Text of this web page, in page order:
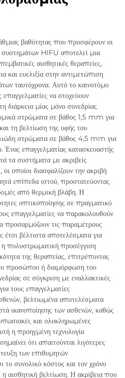
βαθύτητας που προσφέρουν οι
συστημάτων HIFU αποτελεί μια
αισθητικές θεραπείες,
και ευελιξία στην αντιμετώπιση
ταυτόχρονα. Αυτό το καινοτόμο
επαγγελματίες να στοχεύουν
διάρκεια μίας μόνο συνεδρίας
στρώματα σε βάθος 1,5 mm για
τη βελτίωση της υφής του
στρώματα σε βάθος 4,5 mm για
Ένας επαγγελματίας κατασκευαστής
τα συστήματα με ακριβείς
οποίοι διασφαλίζουν την ακριβή
επίπεδα ιστού, προστατεύοντας
από θερμική βλάβη. Η
οπτικοποίησης σε πραγματικό
επαγγελματίες να παρακολουθούν
προσαρμόζουν τις παραμέτρους
έτσι βέλτιστα αποτελέσματα για
πολυστρωματική προσέγγιση
της θεραπείας, επιτρέποντας
προσώπου ή διαμόρφωση του
σε σύγκριση με εναλλακτικές
τους επαγγελματίες
βελτιωμένα αποτελέσματα
ικανοποίησης των ασθενών, καθώς
και ολοκληρωμένες
η προηγμένη τεχνολογία
ότι απαιτούνται λιγότερες
των επιθυμητών
το συνολικό κόστος και τον χρόνο
αισθητική βελτίωση. Η ακρίβεια που